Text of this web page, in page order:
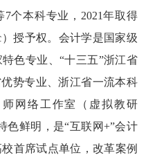
个本科专业，2021年取得
授予权。会计学是国家级
色专业、“十三五”浙江省
势专业、浙江省一流本科
网络工作室（虚拟教研
色鲜明，是“互联网+”会计
首席试点单位，改革案例